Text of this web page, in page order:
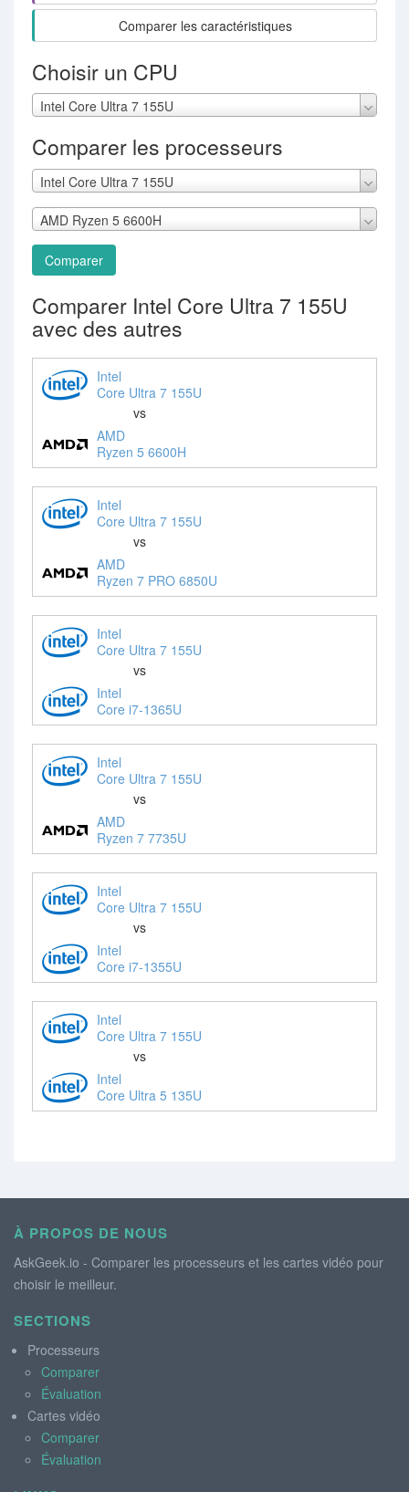
Comparer les caractéristiques
Choisir un CPU
Intel Core Ultra 7 155U
Comparer les processeurs
Intel Core Ultra 7 155U
AMD Ryzen 5 6600H
Comparer
Comparer Intel Core Ultra 7 155U
avec des autres
Intel
Core Ultra 7 155U
vs
AMD
Ryzen 5 6600H
Intel
Core Ultra 7 155U
vs
AMD
Ryzen 7 PRO 6850U
Intel
Core Ultra 7 155U
vs
Intel
Core i7-1365U
Intel
Core Ultra 7 155U
vs
AMD
Ryzen 7 7735U
Intel
Core Ultra 7 155U
vs
Intel
Core i7-1355U
Intel
Core Ultra 7 155U
vs
Intel
Core Ultra 5 135U
À PROPOS DE NOUS
AskGeek.io - Comparer les processeurs et les cartes vidéo pour
choisir le meilleur.
SECTIONS
Processeurs
Comparer
Évaluation
Cartes vidéo
Comparer
Évaluation